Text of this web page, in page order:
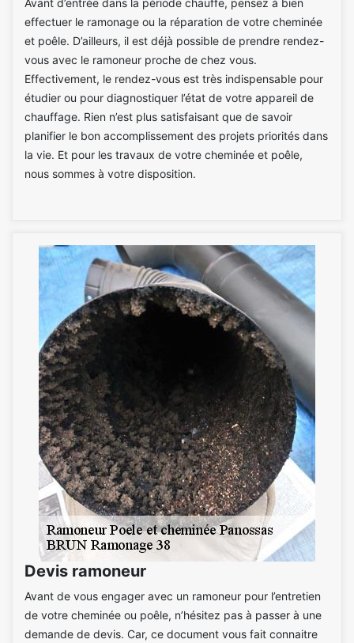
effectuer le ramonage ou la réparation de votre cheminée
et poêle. D’ailleurs, il est déjà possible de prendre rendez-
vous avec le ramoneur proche de chez vous.
Effectivement, le rendez-vous est très indispensable pour
étudier ou pour diagnostiquer l’état de votre appareil de
chauffage. Rien n’est plus satisfaisant que de savoir
planifier le bon accomplissement des projets priorités dans
la vie. Et pour les travaux de votre cheminée et poêle,
nous sommes à votre disposition.
Devis ramoneur
Avant de vous engager avec un ramoneur pour l’entretien
de votre cheminée ou poêle, n’hésitez pas à passer à une
demande de devis. Car, ce document vous fait connaitre